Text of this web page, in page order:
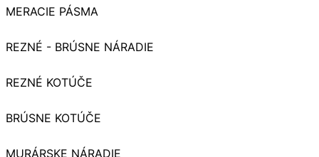
MERACIE PÁSMA
REZNÉ - BRÚSNE NÁRADIE
REZNÉ KOTÚČE
BRÚSNE KOTÚČE
MURÁRSKE NÁRADIE